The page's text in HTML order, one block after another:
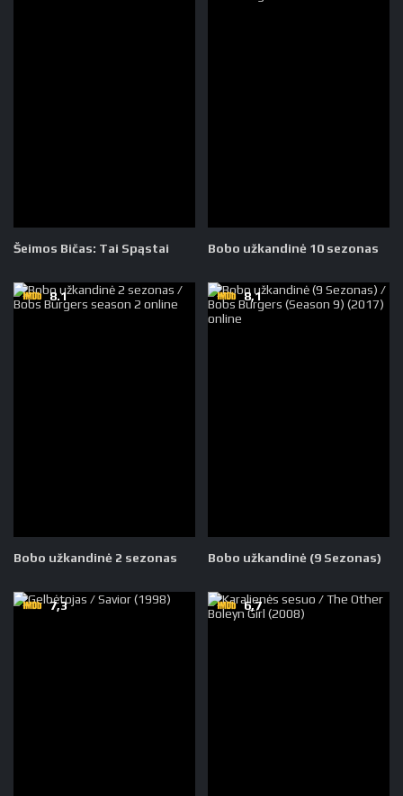
Šeimos Bičas: Tai Spąstai Bobo užkandinė 10 sezonas
Bobo užkandinė 2 sezonas
8.1
Bobo užkandinė (9 Sezonas)
8,1
7,3 6,7